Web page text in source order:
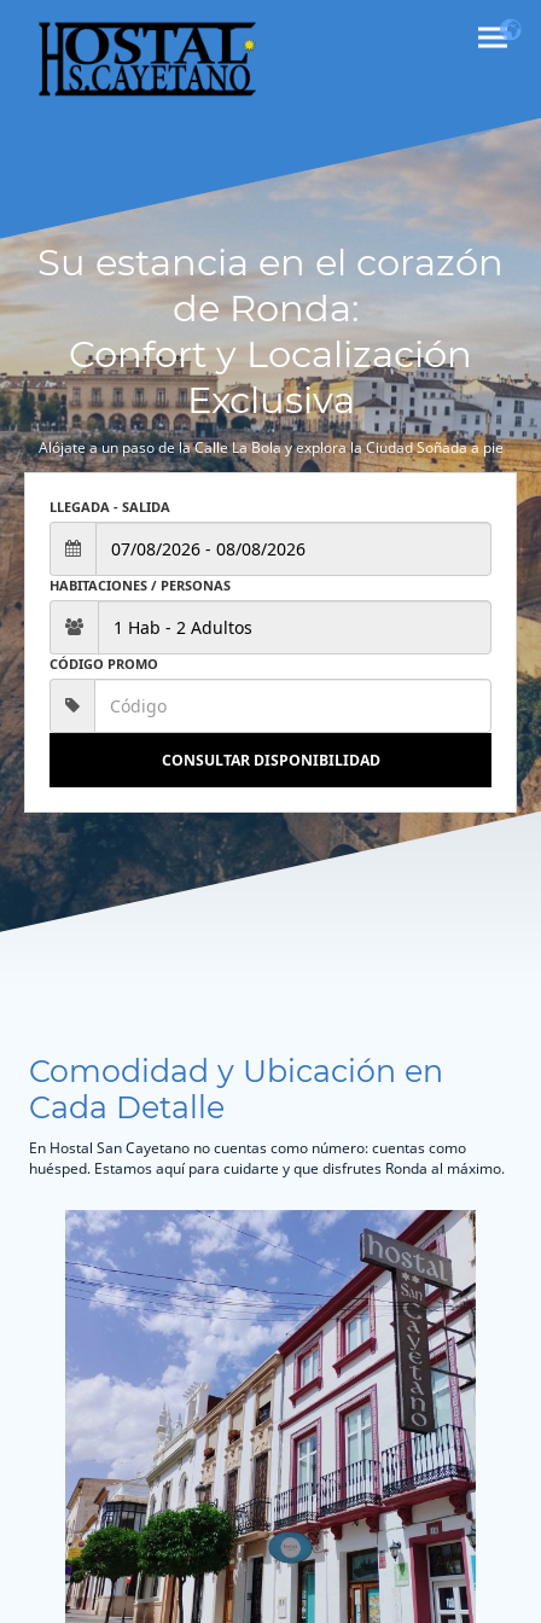
Su estancia en el corazón
de Ronda:
Confort y Localización
Exclusiva
Alójate a un paso de la Calle La Bola y explora la Ciudad Soñada a pie
LLEGADA - SALIDA
HABITACIONES / PERSONAS
CÓDIGO PROMO
CONSULTAR DISPONIBILIDAD
Comodidad y Ubicación en
Cada Detalle
En Hostal San Cayetano no cuentas como número: cuentas como
huésped. Estamos aquí para cuidarte y que disfrutes Ronda al máximo.